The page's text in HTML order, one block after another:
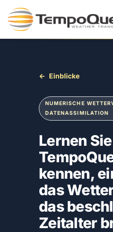
Einblicke
← Einblicke
NUMERISCHE
DATENASSIMILATION
Lernen Sie
kennen,
das
das
Zeitalter